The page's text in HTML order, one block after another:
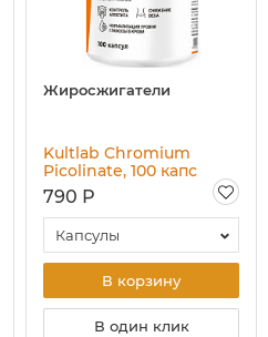
Жиросжигатели
Kultlab Chromium
Picolinate, 100 капс
790 Р
Капсулы
В корзину
В один клик